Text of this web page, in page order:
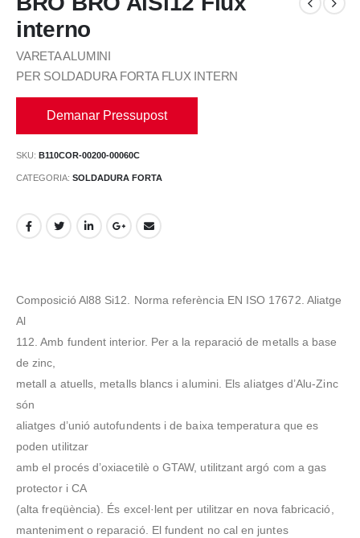
interno
VARETA ALUMINI
PER SOLDADURA FORTA FLUX INTERN
Demanar Pressupost
SKU: B110COR-00200-00060C
CATEGORIA: SOLDADURA FORTA
Composició Al88 Si12. Norma referència EN ISO 17672. Aliatge
Al
112. Amb fundent interior. Per a la reparació de metalls a base
de zinc,
metall a atuells, metalls blancs i alumini. Els aliatges d’Alu-Zinc
són
aliatges d’unió autofundents i de baixa temperatura que es
poden utilitzar
amb el procés d’oxiacetilè o GTAW, utilitzant argó com a gas
protector i CA
(alta freqüència). És excel·lent per utilitzar en nova fabricació,
manteniment o reparació. El fundent no cal en juntes